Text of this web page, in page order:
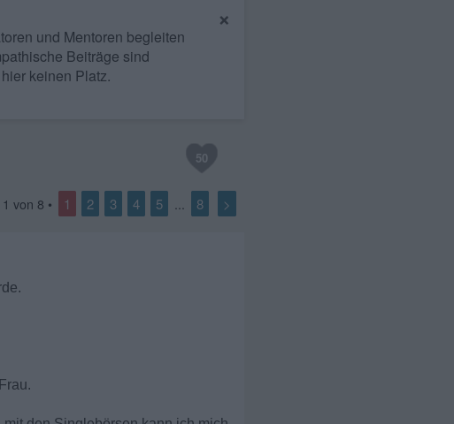
×
und Mentoren begleiten
Beiträge sind
keinen Platz.
50
1 von 8 • 1 2 3 4 5 ... 8 >